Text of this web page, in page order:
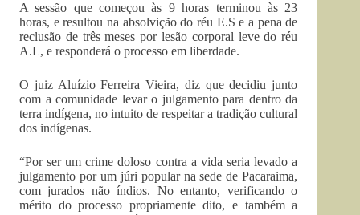
A sessão que começou às 9 horas terminou às 23
horas, e resultou na absolvição do réu E.S e a pena de
reclusão de três meses por lesão corporal leve do réu
A.L, e responderá o processo em liberdade.
O juiz Aluízio Ferreira Vieira, diz que decidiu junto
com a comunidade levar o julgamento para dentro da
terra indígena, no intuito de respeitar a tradição cultural
dos indígenas.
“Por ser um crime doloso contra a vida seria levado a
julgamento por um júri popular na sede de Pacaraima,
com jurados não índios. No entanto, verificando o
mérito do processo propriamente dito, e também a